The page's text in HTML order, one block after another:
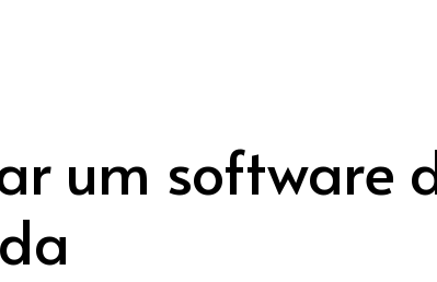
um software